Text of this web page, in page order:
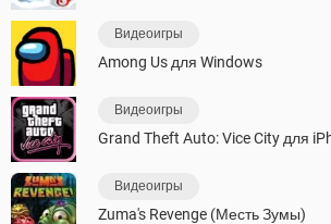
Видеоигры
Among Us для Windows
Видеоигры
Grand Theft Auto: Vice City для
Видеоигры
Zuma's Revenge (Месть Зумы)